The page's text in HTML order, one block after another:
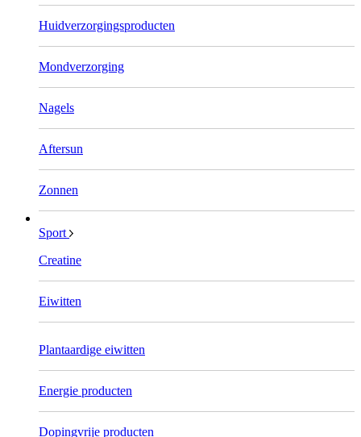
Huidverzorgingsproducten
Mondverzorging
Nagels
Aftersun
Zonnen
Sport
Creatine
Eiwitten
Plantaardige eiwitten
Energie producten
Dopingvrije producten